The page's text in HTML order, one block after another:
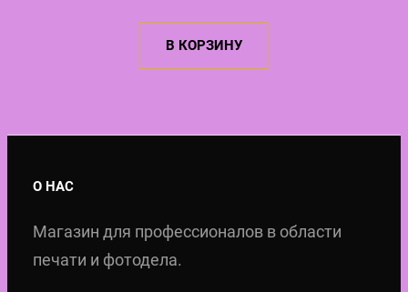
составляла
8,20 €.
7,65 €.
В КОРЗИНУ
О НАС
Магазин для профессионалов в области
печати и фотодела.